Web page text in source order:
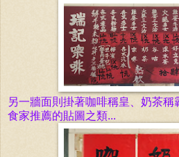
另一牆面則掛著咖啡稱皇、奶茶
食家推薦的貼圖之類...